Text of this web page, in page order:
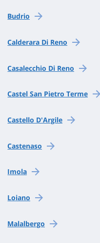
Budrio
Calderara Di Reno
Casalecchio Di Reno
Castel San Pietro Terme
Castello D'Argile
Castenaso
Imola
Loiano
Malalbergo